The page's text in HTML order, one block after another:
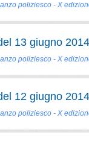
poliziesco - X
13 giugno 2014
poliziesco - X
12 giugno 2014
poliziesco - X